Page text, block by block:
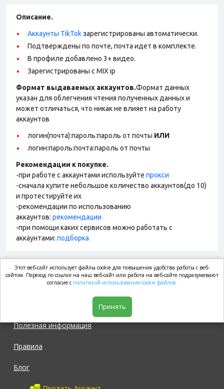
Описание.
Аккаунты TikTokзарегистрированы автоматически.
Подтверждены по почте, почта идет в комплекте.
В профиле добавлено 3+ видео.
Зарегистрированы с MIX ip
Формат выдаваемых аккаунтов.Формат данных
указан для облегчения чтения полученных данных и
может отличаться, что никак не влияет на работу
аккаунтов
логин(почта):пароль:пароль от почты ИЛИ
логин:пароль:почта:пароль от почты
Рекомендации к покупке.
-при работе с аккаунтами используйте прокси
-сначала купите небольшое количество аккаунтов(до 10)
и протестируйте их
-рекомендации по использованию
аккаунтов: рекомендации
-при помощи каких сервисов можно работать с
аккаунтами: подборка
market.com
Полезная информация
Правила
Блог
Этот веб-сайт использует файлы cookie для повышения удобства работы с веб-
сайтом. Переход по ссылке на наш веб-сайт или работа на веб-сайте подразумевают
согласие с политикой использования cookie файлов.
Принять